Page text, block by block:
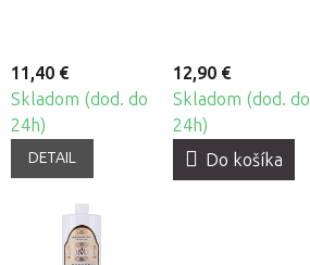
11,40 €
Skladom (dod. do
24h)
DETAIL
12,90 €
Skladom (dod. do
24h)
Do košíka